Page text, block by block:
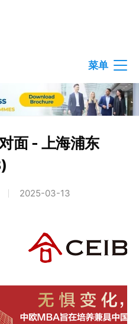
菜单
面 - 上海浦东
2025-03-13